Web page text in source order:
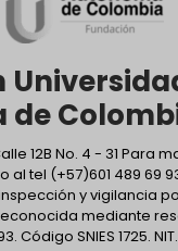
de
12B No. 4 - 31 Para
al tel (+57)601 489 69
y vigilancia
mediante
Código SNIES 1725.